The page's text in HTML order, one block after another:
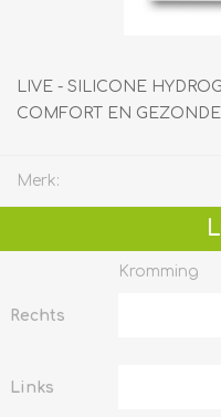
LIVE - SILICONE
COMFORT EN
Merk:
Kromming
Rechts
Links